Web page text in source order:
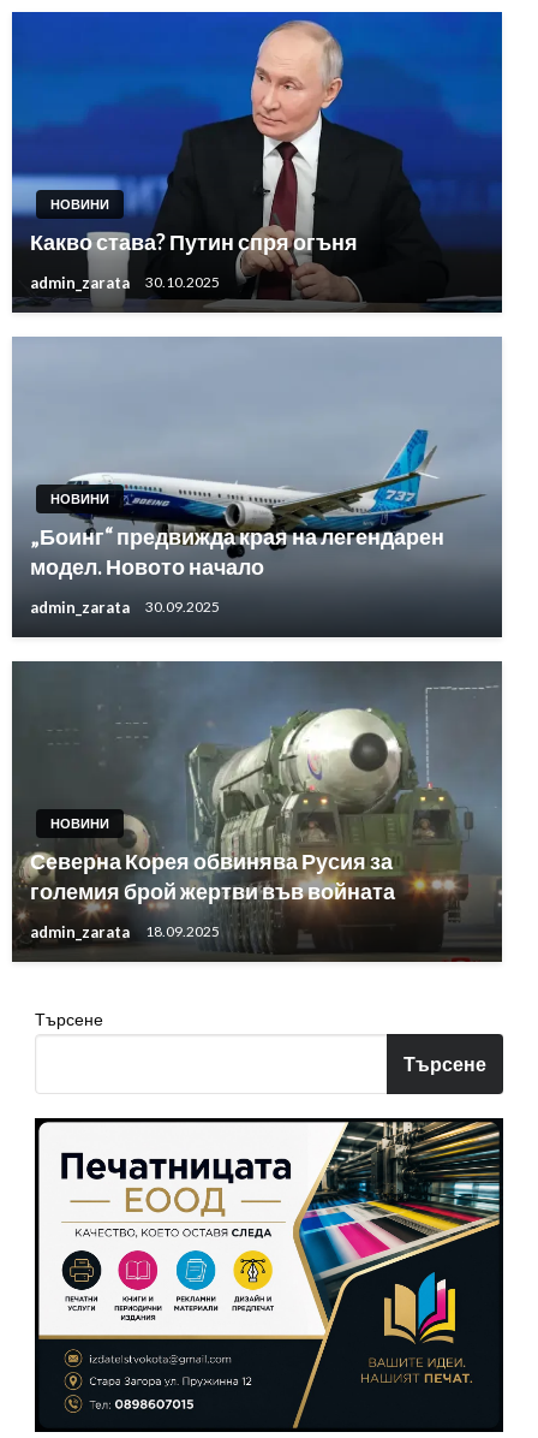
НОВИНИ
Какво става? Путин спря огъня
admin_zarata 30.10.2025
НОВИНИ
„Боинг“ предвижда края на легендарен
модел. Новото начало
admin_zarata 30.09.2025
НОВИНИ
Северна Корея обвинява Русия за
големия брой жертви във войната
admin_zarata 18.09.2025
Търсене
Търсене